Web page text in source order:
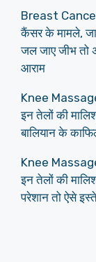
Breast
कैंसर के मामले,
जल जाए जीभ तो
आराम
Knee
इन तेलों की
बालियान के
Knee
इन तेलों की
परेशान तो ऐसे